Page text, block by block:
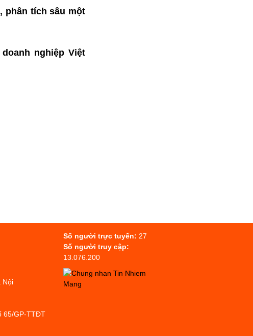
phân tích sâu một
nghiệp Việt
Nội
65/GP-TTĐT
Số người trực tuyến: 27
Số người truy cập:
13.076.200